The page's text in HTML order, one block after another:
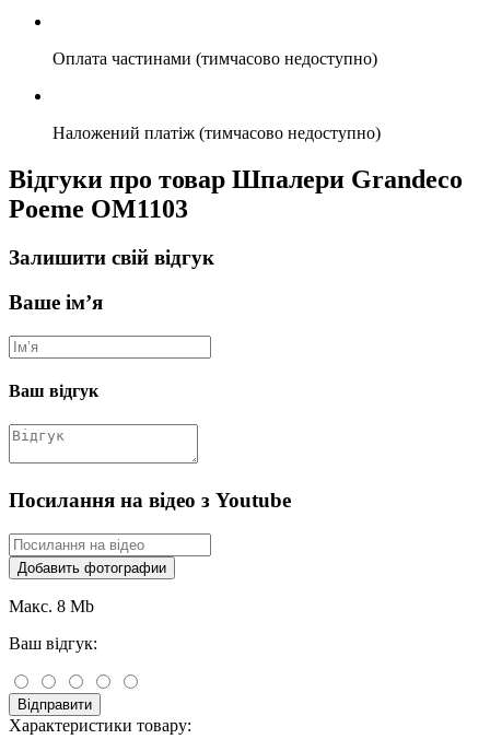
Оплата частинами (тимчасово недоступно)
Наложений платіж (тимчасово недоступно)
Відгуки про товар Шпалери Grandeco
Poeme OM1103
Залишити свій відгук
Ваше ім’я
Ваш відгук
Посилання на відео з Youtube
Добавить фотографии
Макс. 8 Mb
Ваш відгук:
Відправити
Характеристики товару: